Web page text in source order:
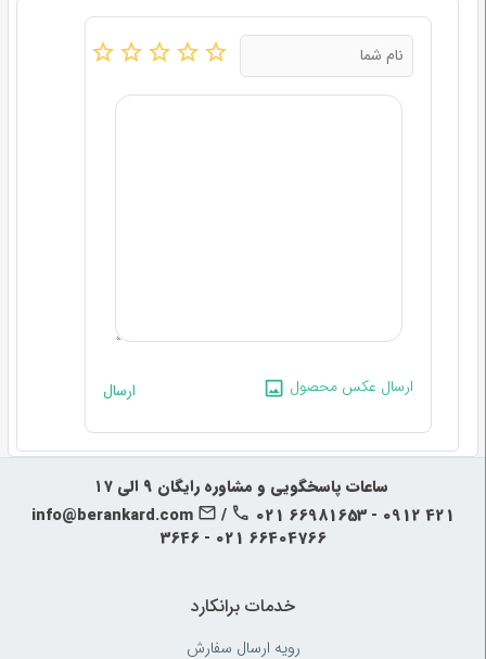
ارسال عکس محصول ارسال
‍‍ ساعات پاسخگویی و مشاوره رایگان ۹ الی ۱۷
info@berankard.com
/
021 66981653 - 0912 421
3646 - 021 66404766
خدمات برانکارد
رویه‌ ارسال سفارش